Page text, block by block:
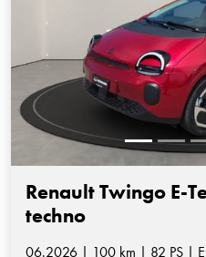
Renault Twingo E-
techno
06.2026 | 100 km | 82 PS |